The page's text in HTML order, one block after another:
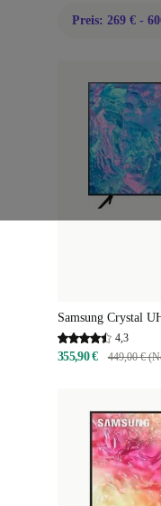
Preis: 269 € -
Samsung Crystal
50"
4,3
355,90 € 449,00 €